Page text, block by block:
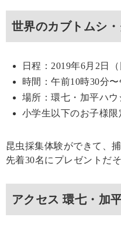
世界のカブトムシ
日程：2019年6月2日（
時間：午前10時30分
場所：環七・加平ハ
小学生以下のお子様限
昆虫採集体験ができて、
先着30名にプレゼントだそ
アクセス 環七・加